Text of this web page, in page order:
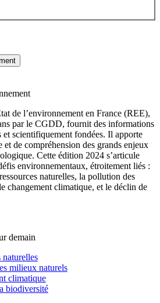
de l’environnement en France (REE),
par le CGDD, fournit des informations
et scientifiquement fondées. Il apporte
et de compréhension des grands enjeux
Cette édition 2024 s’articule
environnementaux, étroitement liés :
naturelles, la pollution des
changement climatique, et le déclin de
demain
naturelles
milieux naturels
climatique
biodiversité